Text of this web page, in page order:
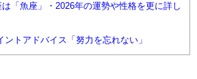
「魚座」・2026年の運勢や性格を更に詳し
ントアドバイス「努力を忘れない」